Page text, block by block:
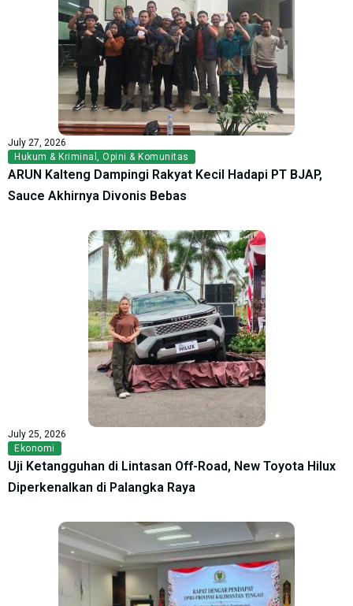
July 27, 2026
Hukum & Kriminal , Opini & Komunitas
ARUN Kalteng Dampingi Rakyat Kecil Hadapi PT BJAP,
Sauce Akhirnya Divonis Bebas
July 25, 2026
Ekonomi
Uji Ketangguhan di Lintasan Off-Road, New Toyota Hilux
Diperkenalkan di Palangka Raya